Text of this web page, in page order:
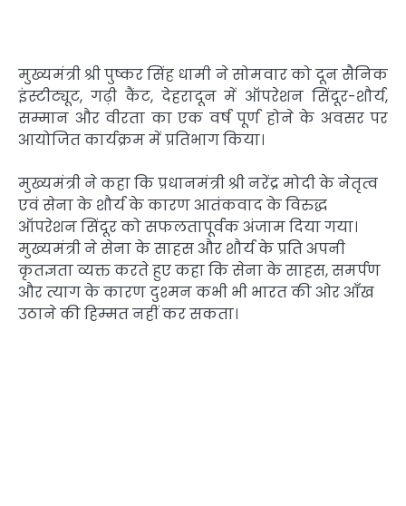
मुख्यमंत्री श्री पुष्कर सिंह धामी ने सोमवार को दून सैनिक
इंस्टीट्यूट, गढ़ी कैंट, देहरादून में ऑपरेशन सिंदूर-शौर्य,
सम्मान और वीरता का एक वर्ष पूर्ण होने के अवसर पर
आयोजित कार्यक्रम में प्रतिभाग किया।
मुख्यमंत्री ने कहा कि प्रधानमंत्री श्री नरेंद्र मोदी के नेतृत्व
एवं सेना के शौर्य के कारण आतंकवाद के विरुद्ध
ऑपरेशन सिंदूर को सफलतापूर्वक अंजाम दिया गया।
मुख्यमंत्री ने सेना के साहस और शौर्य के प्रति अपनी
कृतज्ञता व्यक्त करते हुए कहा कि सेना के साहस, समर्पण
और त्याग के कारण दुश्मन कभी भी भारत की ओर आँख
उठाने की हिम्मत नहीं कर सकता।